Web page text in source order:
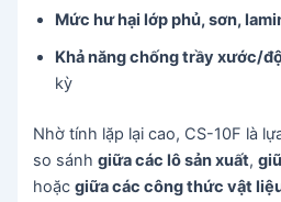
Mức hư hại lớp phủ, sơn,
Khả năng chống trầy xước/
kỳ
Nhờ tính lặp lại cao, CS-10F là
so sánhgiữa các lô sản xuất,
hoặcgiữa các công thức vật